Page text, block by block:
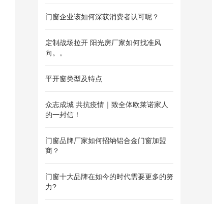
门窗企业该如何深获消费者认可呢？
定制战场拉开 阳光房厂家如何找准风
向。。
平开窗类型及特点
众志成城 共抗疫情｜致全体欧莱诺家人
的一封信！
门窗品牌厂家如何招纳铝合金门窗加盟
商？
门窗十大品牌在如今的时代需要更多的努
力?